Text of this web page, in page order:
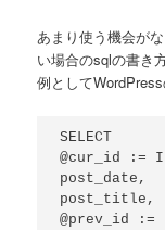
あまり使う機会が
い場合のsqlの書き
例として
SELECT
@cur_id :=
post_date,
post_title,
@prev_id :=